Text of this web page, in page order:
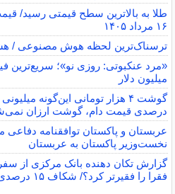
طلا به بالاترین سطح قیمتی رسید/
۱۶ مرداد ۱۴۰۵
ترسناک‌ترین لحظه هوش مصنوعی /
میلیون دلار
درصدی قیمت دام، گوشت ارزان
عربستان و پاکستان توافقنامه
نخست‌وزیر پاکستان به عربستان
گزارش تکان‌ دهنده بانک مرکزی از
فقرا را فقیرتر کرد؟/ شکاف ۱۵ درصدی تورم میان فقیر و غنی